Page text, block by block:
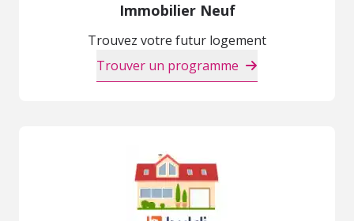
Immobilier Neuf
Trouvez votre futur logement
Trouver un programme